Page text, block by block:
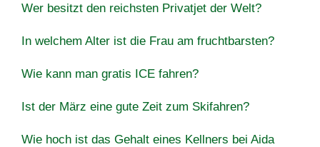
Wer besitzt den reichsten Privatjet der Welt?
In welchem Alter ist die Frau am fruchtbarsten?
Wie kann man gratis ICE fahren?
Ist der März eine gute Zeit zum Skifahren?
Wie hoch ist das Gehalt eines Kellners bei Aida